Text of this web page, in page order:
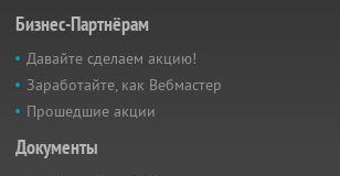
Бизнес-Партнёрам
Давайте сделаем акцию!
Заработайте, как Вебмастер
Прошедшие акции
Документы